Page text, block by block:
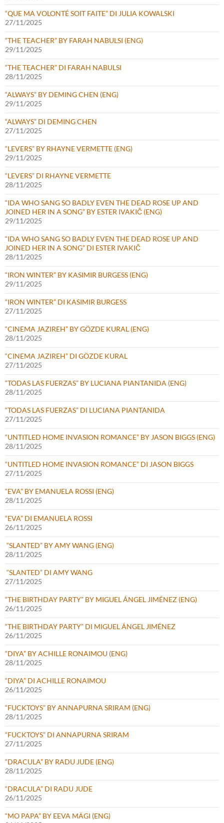
“QUE MA VOLONTÉ SOIT FAITE” DI JULIA KOWALSKI
27/11/2025
“THE TEACHER” BY FARAH NABULSI (ENG)
29/11/2025
“THE TEACHER” DI FARAH NABULSI
28/11/2025
“ALWAYS” BY DEMING CHEN (ENG)
29/11/2025
“ALWAYS” DI DEMING CHEN
27/11/2025
“LEVERS” BY RHAYNE VERMETTE (ENG)
29/11/2025
“LEVERS” DI RHAYNE VERMETTE
28/11/2025
“IDA WHO SANG SO BADLY EVEN THE DEAD ROSE UP AND
JOINED HER IN A SONG” BY ESTER IVAKIČ (ENG)
29/11/2025
“IDA WHO SANG SO BADLY EVEN THE DEAD ROSE UP AND
JOINED HER IN A SONG” DI ESTER IVAKIČ
28/11/2025
“IRON WINTER” BY KASIMIR BURGESS (ENG)
29/11/2025
“IRON WINTER” DI KASIMIR BURGESS
27/11/2025
“CINEMA JAZIREH” BY GÖZDE KURAL (ENG)
28/11/2025
“CINEMA JAZIREH” DI GÖZDE KURAL
27/11/2025
“TODAS LAS FUERZAS” BY LUCIANA PIANTANIDA (ENG)
28/11/2025
“TODAS LAS FUERZAS” DI LUCIANA PIANTANIDA
27/11/2025
“UNTITLED HOME INVASION ROMANCE” BY JASON BIGGS (ENG)
28/11/2025
“UNTITLED HOME INVASION ROMANCE” DI JASON BIGGS
27/11/2025
“EVA” BY EMANUELA ROSSI (ENG)
28/11/2025
“EVA” DI EMANUELA ROSSI
26/11/2025
“SLANTED” BY AMY WANG (ENG)
28/11/2025
“SLANTED” DI AMY WANG
27/11/2025
“THE BIRTHDAY PARTY” BY MIGUEL ÁNGEL JIMÉNEZ (ENG)
26/11/2025
“THE BIRTHDAY PARTY” DI MIGUEL ÁNGEL JIMÉNEZ
26/11/2025
“DIYA” BY ACHILLE RONAIMOU (ENG)
28/11/2025
“DIYA” DI ACHILLE RONAIMOU
26/11/2025
“FUCKTOYS” BY ANNAPURNA SRIRAM (ENG)
28/11/2025
“FUCKTOYS” DI ANNAPURNA SRIRAM
27/11/2025
“DRACULA” BY RADU JUDE (ENG)
28/11/2025
“DRACULA” DI RADU JUDE
26/11/2025
“MO PAPA” BY EEVA MÄGI (ENG)